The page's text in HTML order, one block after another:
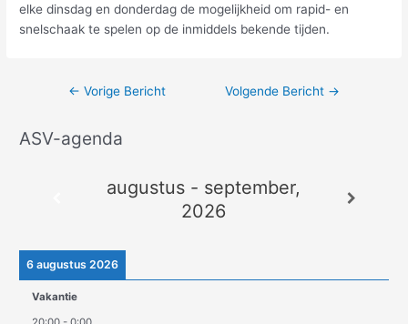
elke dinsdag en donderdag de mogelijkheid om rapid- en
snelschaak te spelen op de inmiddels bekende tijden.
← Vorige Bericht Volgende Bericht →
ASV-agenda
augustus - september,
2026
6 augustus 2026
Vakantie
A